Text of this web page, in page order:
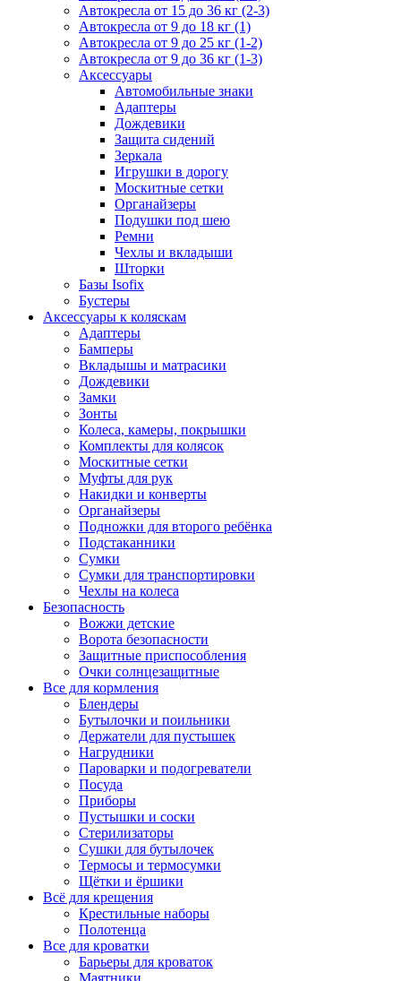
Автокресла от 15 до 36 кг (2-3)
Автокресла от 9 до 18 кг (1)
Автокресла от 9 до 25 кг (1-2)
Автокресла от 9 до 36 кг (1-3)
Аксессуары
Автомобильные знаки
Адаптеры
Дождевики
Защита сидений
Зеркала
Игрушки в дорогу
Москитные сетки
Органайзеры
Подушки под шею
Ремни
Чехлы и вкладыши
Шторки
Базы Isofix
Бустеры
Аксессуары к коляскам
Адаптеры
Бамперы
Вкладышы и матрасики
Дождевики
Замки
Зонты
Колеса, камеры, покрышки
Комплекты для колясок
Москитные сетки
Муфты для рук
Накидки и конверты
Органайзеры
Подножки для второго ребёнка
Подстаканники
Сумки
Сумки для транспортировки
Чехлы на колеса
Безопасность
Вожжи детские
Ворота безопасности
Защитные приспособления
Очки солнцезащитные
Все для кормления
Блендеры
Бутылочки и поильники
Держатели для пустышек
Нагрудники
Пароварки и подогреватели
Посуда
Приборы
Пустышки и соски
Стерилизаторы
Сушки для бутылочек
Термосы и термосумки
Щётки и ёршики
Всё для крещения
Крестильные наборы
Полотенца
Все для кроватки
Барьеры для кроваток
Маятники